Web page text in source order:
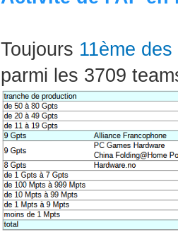
Toujours 11ème
parmi les 3709